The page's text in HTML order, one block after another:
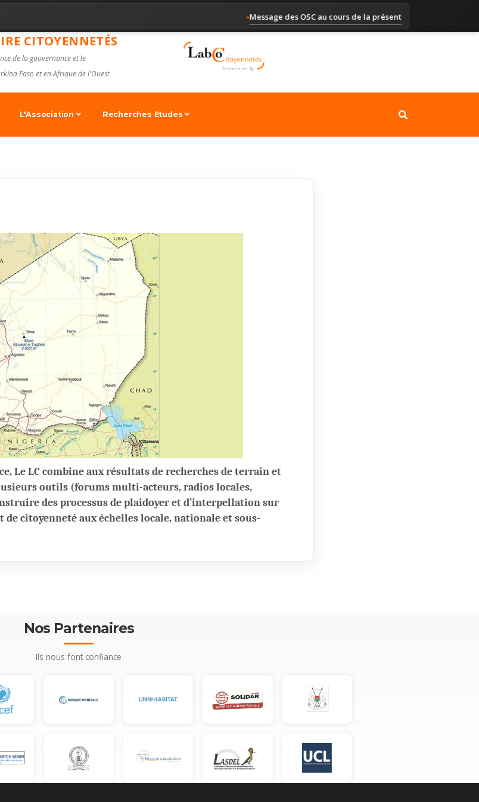
Message des OSC au cours de la présentation du Rapport
CITOYENNETÉS
de la gouvernance et le
Faso et en Afrique de l'Ouest
L'Association Recherches Etudes
Le LC combine aux résultats de recherches de terrain et
outils (forums multi-acteurs, radios locales,
des processus de plaidoyer et d’interpellation sur
de citoyenneté aux échelles locale, nationale et sous-
Nos Partenaires
Ils nous font confiance